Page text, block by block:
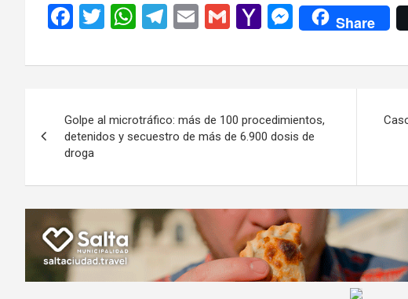
F
ce
o
o
k
T
tt
W
at
A
p
T
e
a
m
E
ail
G
ail
Y
h
o
M
M
se
g
er
Share
de
entradas
Golpe al microtráfico: más de 100 procedimientos,
detenidos y secuestro de más de 6.900 dosis de
droga